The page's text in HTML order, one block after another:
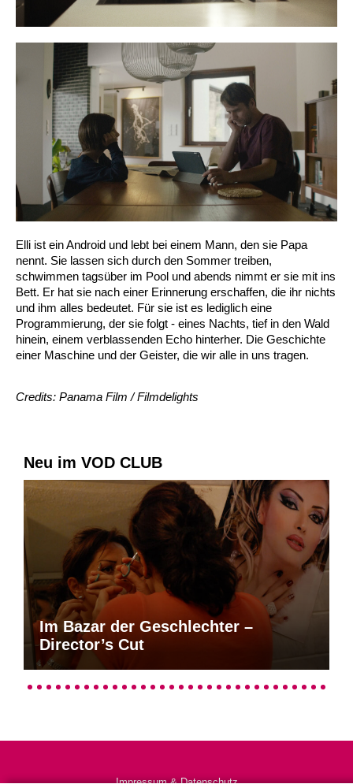
Elli ist ein Android und lebt bei einem Mann, den sie Papa
nennt. Sie lassen sich durch den Sommer treiben,
schwimmen tagsüber im Pool und abends nimmt er sie mit ins
Bett. Er hat sie nach einer Erinnerung erschaffen, die ihr nichts
und ihm alles bedeutet. Für sie ist es lediglich eine
Programmierung, der sie folgt - eines Nachts, tief in den Wald
hinein, einem verblassenden Echo hinterher. Die Geschichte
einer Maschine und der Geister, die wir alle in uns tragen.
Credits: Panama Film / Filmdelights
Neu im VOD CLUB
Im Bazar der Geschlechter –
Director’s Cut